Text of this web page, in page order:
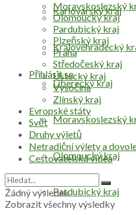
Přihlásit se
Karlovarský kraj
Královéhradecký
Liberecký kraj
Moravskoslezský
Olomoucký kraj
Pardubický kraj
Moravskoslezský
Olomoucký kraj
Pardubický kraj
Plzeňský kraj
Praha
Středočeský kraj
Ústecký kraj
Vysočina
Zlínský kraj
Evropské státy
Svět
Druhy výletů
Netradiční výlety a
Cestovatelská videa
Žádný výsledek
Zobrazit všechny výsledky